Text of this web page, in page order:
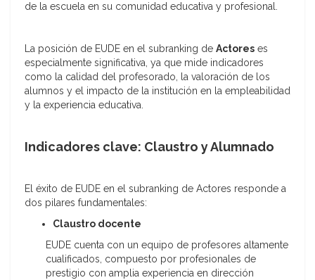
de la escuela en su comunidad educativa y profesional.
La posición de EUDE en el subranking de Actores es
especialmente significativa, ya que mide indicadores
como la calidad del profesorado, la valoración de los
alumnos y el impacto de la institución en la empleabilidad
y la experiencia educativa.
Indicadores clave: Claustro y Alumnado
El éxito de EUDE en el subranking de Actores responde a
dos pilares fundamentales:
Claustro docente
EUDE cuenta con un equipo de profesores altamente
cualificados, compuesto por profesionales de
prestigio con amplia experiencia en dirección